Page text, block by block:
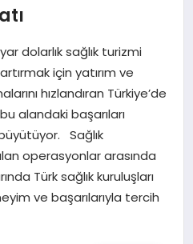
dolarlık sağlık turizmi
için yatırım ve
hızlandıran Türkiye’de
alandaki başarıları
Sağlık
operasyonlar arasında
Türk sağlık kuruluşları
ve başarılarıyla tercih